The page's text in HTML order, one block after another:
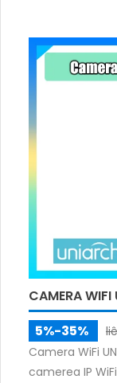
CAMERA
5%-35%
Camera WiFi
camerea IP